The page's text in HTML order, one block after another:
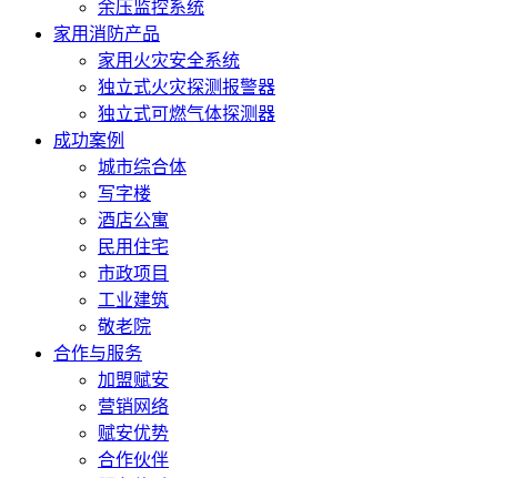
余压监控系统
家用消防产品
家用火灾安全系统
独立式火灾探测报警器
独立式可燃气体探测器
成功案例
城市综合体
写字楼
酒店公寓
民用住宅
市政项目
工业建筑
敬老院
合作与服务
加盟赋安
营销网络
赋安优势
合作伙伴